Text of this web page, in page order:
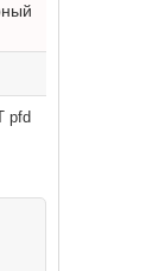
pfd